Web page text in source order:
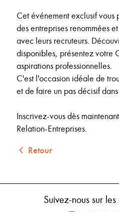
Cet événement exclusif vous
des entreprises renommées
avec leurs recruteurs.
disponibles, présentez votre
aspirations professionnelles.
C'est l'occasion idéale de
et de faire un pas décisif
Inscrivez-vous dès
Relation-Entreprises.
Retour
Suivez-nous sur